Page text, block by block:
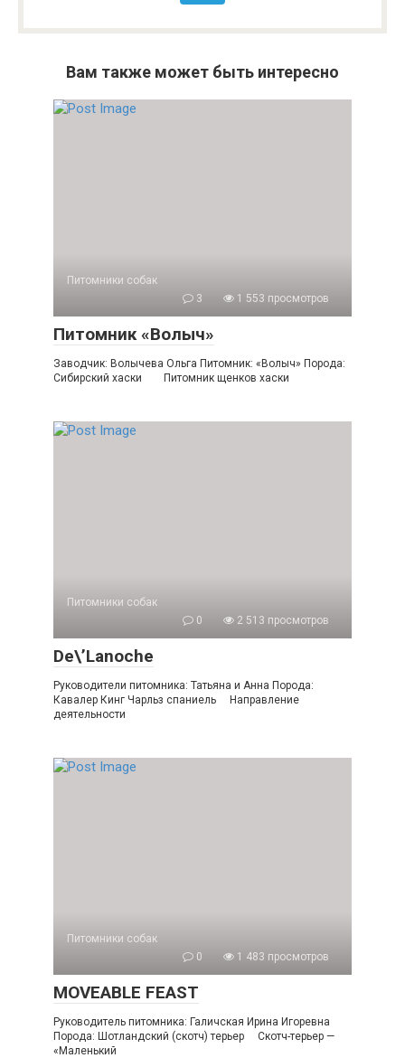
Вам также может быть интересно
Питомники собак
3
1 553 просмотров
Питомник «Волыч»
Заводчик: Волычева Ольга Питомник: «Волыч» Порода:
Сибирский хаски Питомник щенков хаски
Питомники собак
0
2 513 просмотров
De\’Lanoche
Руководители питомника: Татьяна и Анна Порода:
Кавалер Кинг Чарльз спаниель Направление
деятельности
Питомники собак
0
1 483 просмотров
MOVEABLE FEAST
Руководитель питомника: Галичская Ирина Игоревна
Порода: Шотландский (скотч) терьер Скотч-терьер —
«Маленький